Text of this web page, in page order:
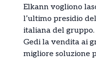
Elkann vogliono
l’ultimo presidio
italiana del gruppo.
Gedi la vendita ai
migliore soluzione